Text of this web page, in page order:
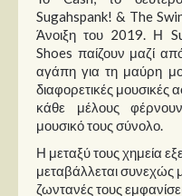
Στήλες
Polls
Small Talk
Blog
Sugahspank! & The
Άνοιξη του 2019. Η
Shoes παίζουν μαζί
αγάπη για τη μαύρη
διαφορετικές μουσικές
κάθε μέλους
μουσικό τους σύνολο.
Η μεταξύ τους χημεία
μεταβάλλεται συνεχώς
ζωντανές τους